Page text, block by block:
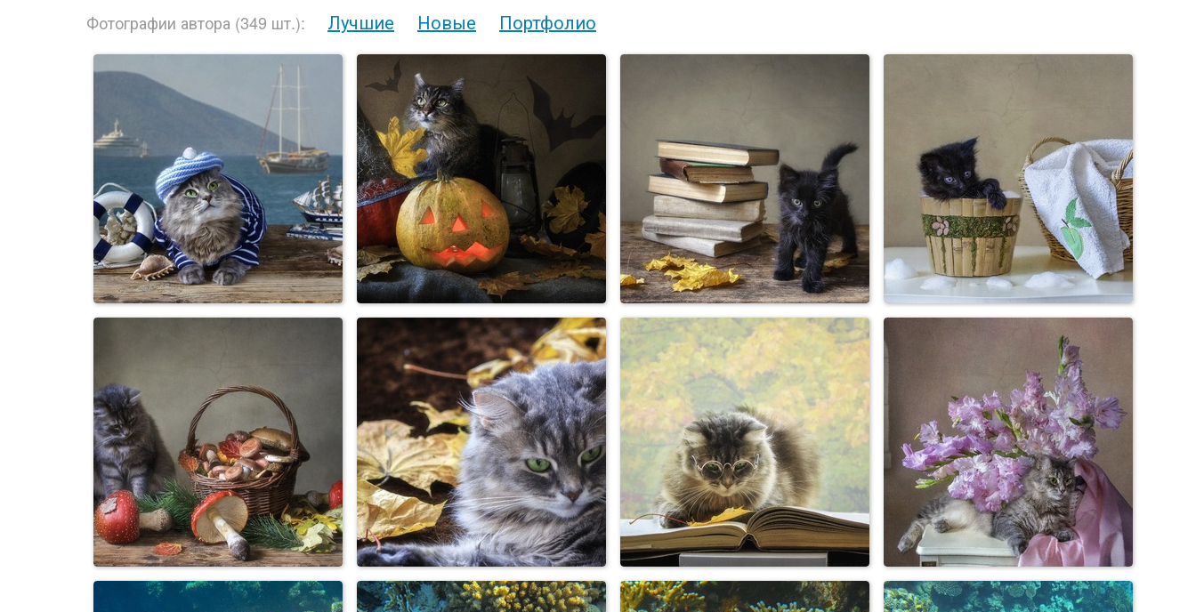
Фотографии автора (349 шт.): Лучшие Новые Портфолио